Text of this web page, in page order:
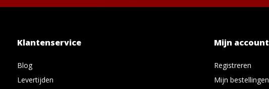
Klantenservice
Blog
Levertijden
Mijn account
Registreren
Mijn bestellingen